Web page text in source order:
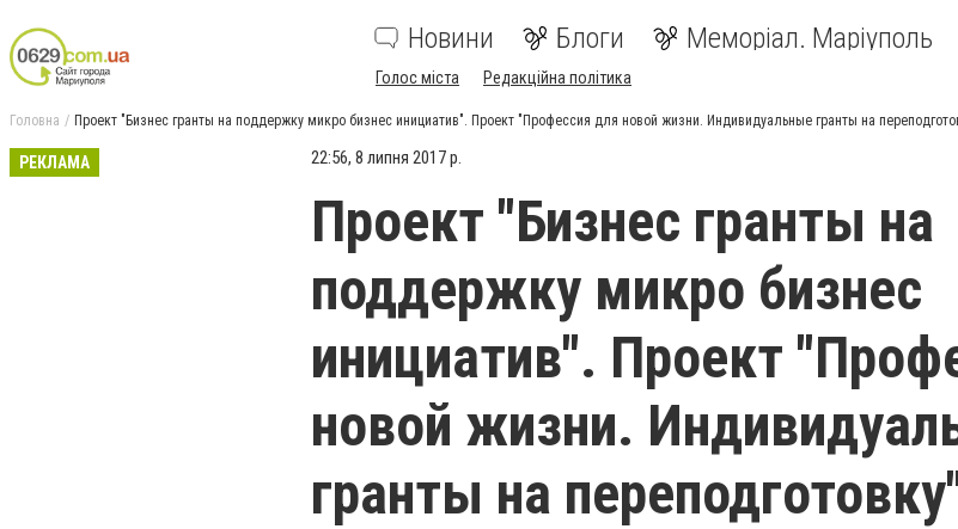
Новини Блоги Меморіал. Маріуполь
Голос міста Редакційна політика
Головна Проект "Бизнес гранты на поддержку микро бизнес инициатив". Проект "Профессия для новой жизни. Индивидуальные гранты на
РЕКЛАМА 22:56, 8 липня 2017 р.
Проект "Бизнес гранты на
поддержку микро бизнес
инициатив". Проект
новой жизни.
гранты на